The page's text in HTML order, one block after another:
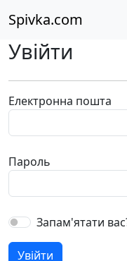
Spivka.com
Увійти
Електронна пошта
Пароль
Запам'ятати